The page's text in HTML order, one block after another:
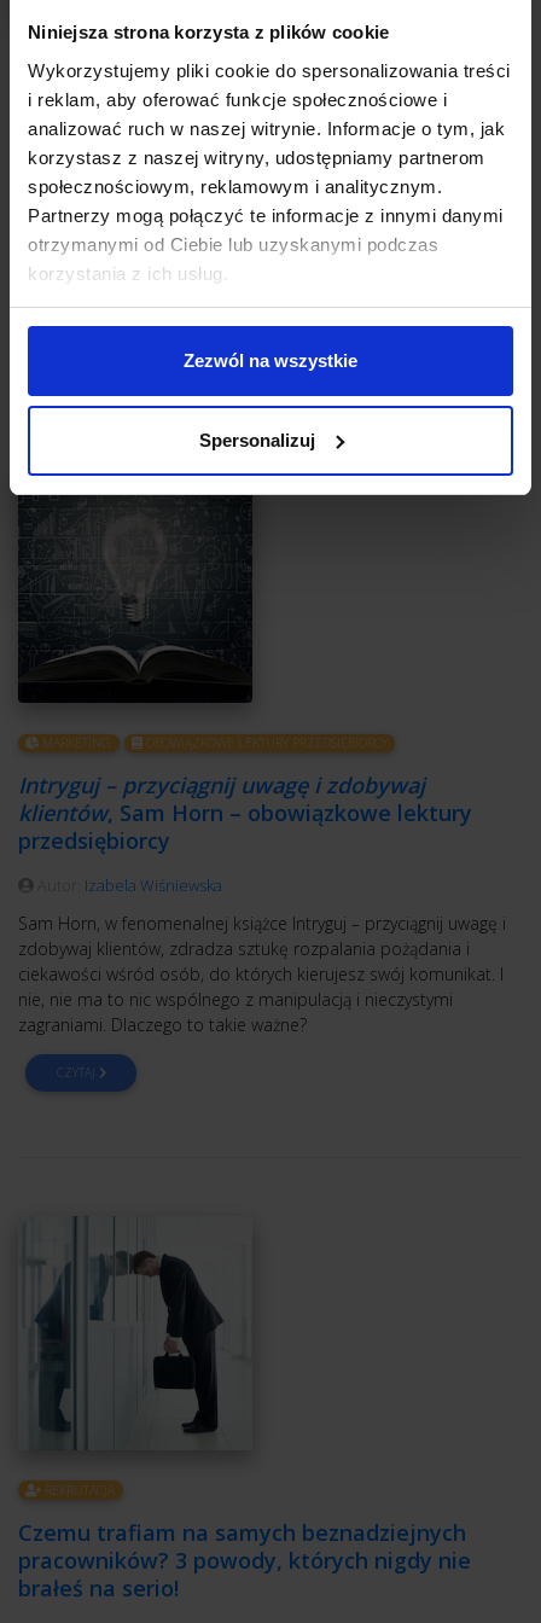
Niniejsza strona korzysta z plików cookie
Wykorzystujemy pliki cookie do spersonalizowania treści
i reklam, aby oferować funkcje społecznościowe i
analizować ruch w naszej witrynie. Informacje o tym, jak
korzystasz z naszej witryny, udostępniamy partnerom
społecznościowym, reklamowym i analitycznym.
Partnerzy mogą połączyć te informacje z innymi danymi
otrzymanymi od Ciebie lub uzyskanymi podczas
korzystania z ich usług.
Zezwól na wszystkie
Spersonalizuj
Pracująca maszynka – mit pierwszego
pracownika (kolejnych niestety też...)
Autor:Izabela Wiśniewska
Czy zdarza się, że Twoi pracownicy włóczą się po firmie jak
lunatycy? Robią coś, co budzi Twoje zdumienie? Wielokrotnie
zastanawiasz się, jak w ogóle można się tak zachować? Czemu
by tego nie zmienić?
CZYTAJ
MARKETING OBOWIĄZKOWE LEKTURY PRZEDSIĘBIORCY
Intryguj – przyciągnij uwagę i zdobywaj
klientów, Sam Horn – obowiązkowe lektury
przedsiębiorcy
Izabela Wiśniewska
Sam Horn, w fenomenalnej książce Intryguj – przyciągnij uwagę i
zdobywaj klientów, zdradza sztukę rozpalania pożądania i
ciekawości wśród osób, do których kierujesz swój komunikat. I
nie, nie ma to nic wspólnego z manipulacją i nieczystymi
zagraniami. Dlaczego to takie ważne?
CZYTAJ
REKRUTACJA
Czemu trafiam na samych beznadziejnych
pracowników? 3 powody, których nigdy nie
brałeś na serio!